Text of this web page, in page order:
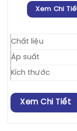
Xem Chi
Chất liệu
Áp suất
Kích thước
Xem Chi Tiết